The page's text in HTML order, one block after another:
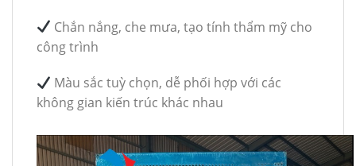
Chắn nắng, che mưa, tạo tính thẩm mỹ cho
công trình
Màu sắc tuỳ chọn, dễ phối hợp với các
không gian kiến trúc khác nhau